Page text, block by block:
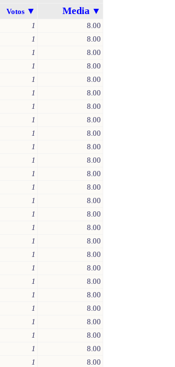
Votos ▼ Media ▼
1
8.00
1
8.00
1
8.00
1
8.00
1
8.00
1
8.00
1
8.00
1
8.00
1
8.00
1
8.00
1
8.00
1
8.00
1
8.00
1
8.00
1
8.00
1
8.00
1
8.00
1
8.00
1
8.00
1
8.00
1
8.00
1
8.00
1
8.00
1
8.00
1
8.00
1
8.00